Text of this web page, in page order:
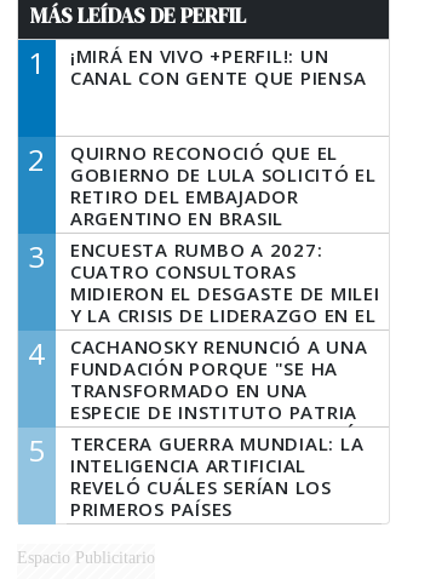
MÁS LEÍDAS DE PERFIL
1
¡MIRÁ EN VIVO +PERFIL!: UN
CANAL CON GENTE QUE PIENSA
2
QUIRNO RECONOCIÓ QUE EL
GOBIERNO DE LULA SOLICITÓ EL
RETIRO DEL EMBAJADOR
ARGENTINO EN BRASIL
3
ENCUESTA RUMBO A 2027:
CUATRO CONSULTORAS
MIDIERON EL DESGASTE DE MILEI
Y LA CRISIS DE LIDERAZGO EN EL
PERONISMO
4
CACHANOSKY RENUNCIÓ A UNA
FUNDACIÓN PORQUE "SE HA
TRANSFORMADO EN UNA
ESPECIE DE INSTITUTO PATRIA
INCONDICIONAL DE LA GESTIÓN
DE MILEI"
5
TERCERA GUERRA MUNDIAL: LA
INTELIGENCIA ARTIFICIAL
REVELÓ CUÁLES SERÍAN LOS
PRIMEROS PAÍSES
LATINOAMERICANOS EN SER
DERROTADOS
Espacio Publicitario